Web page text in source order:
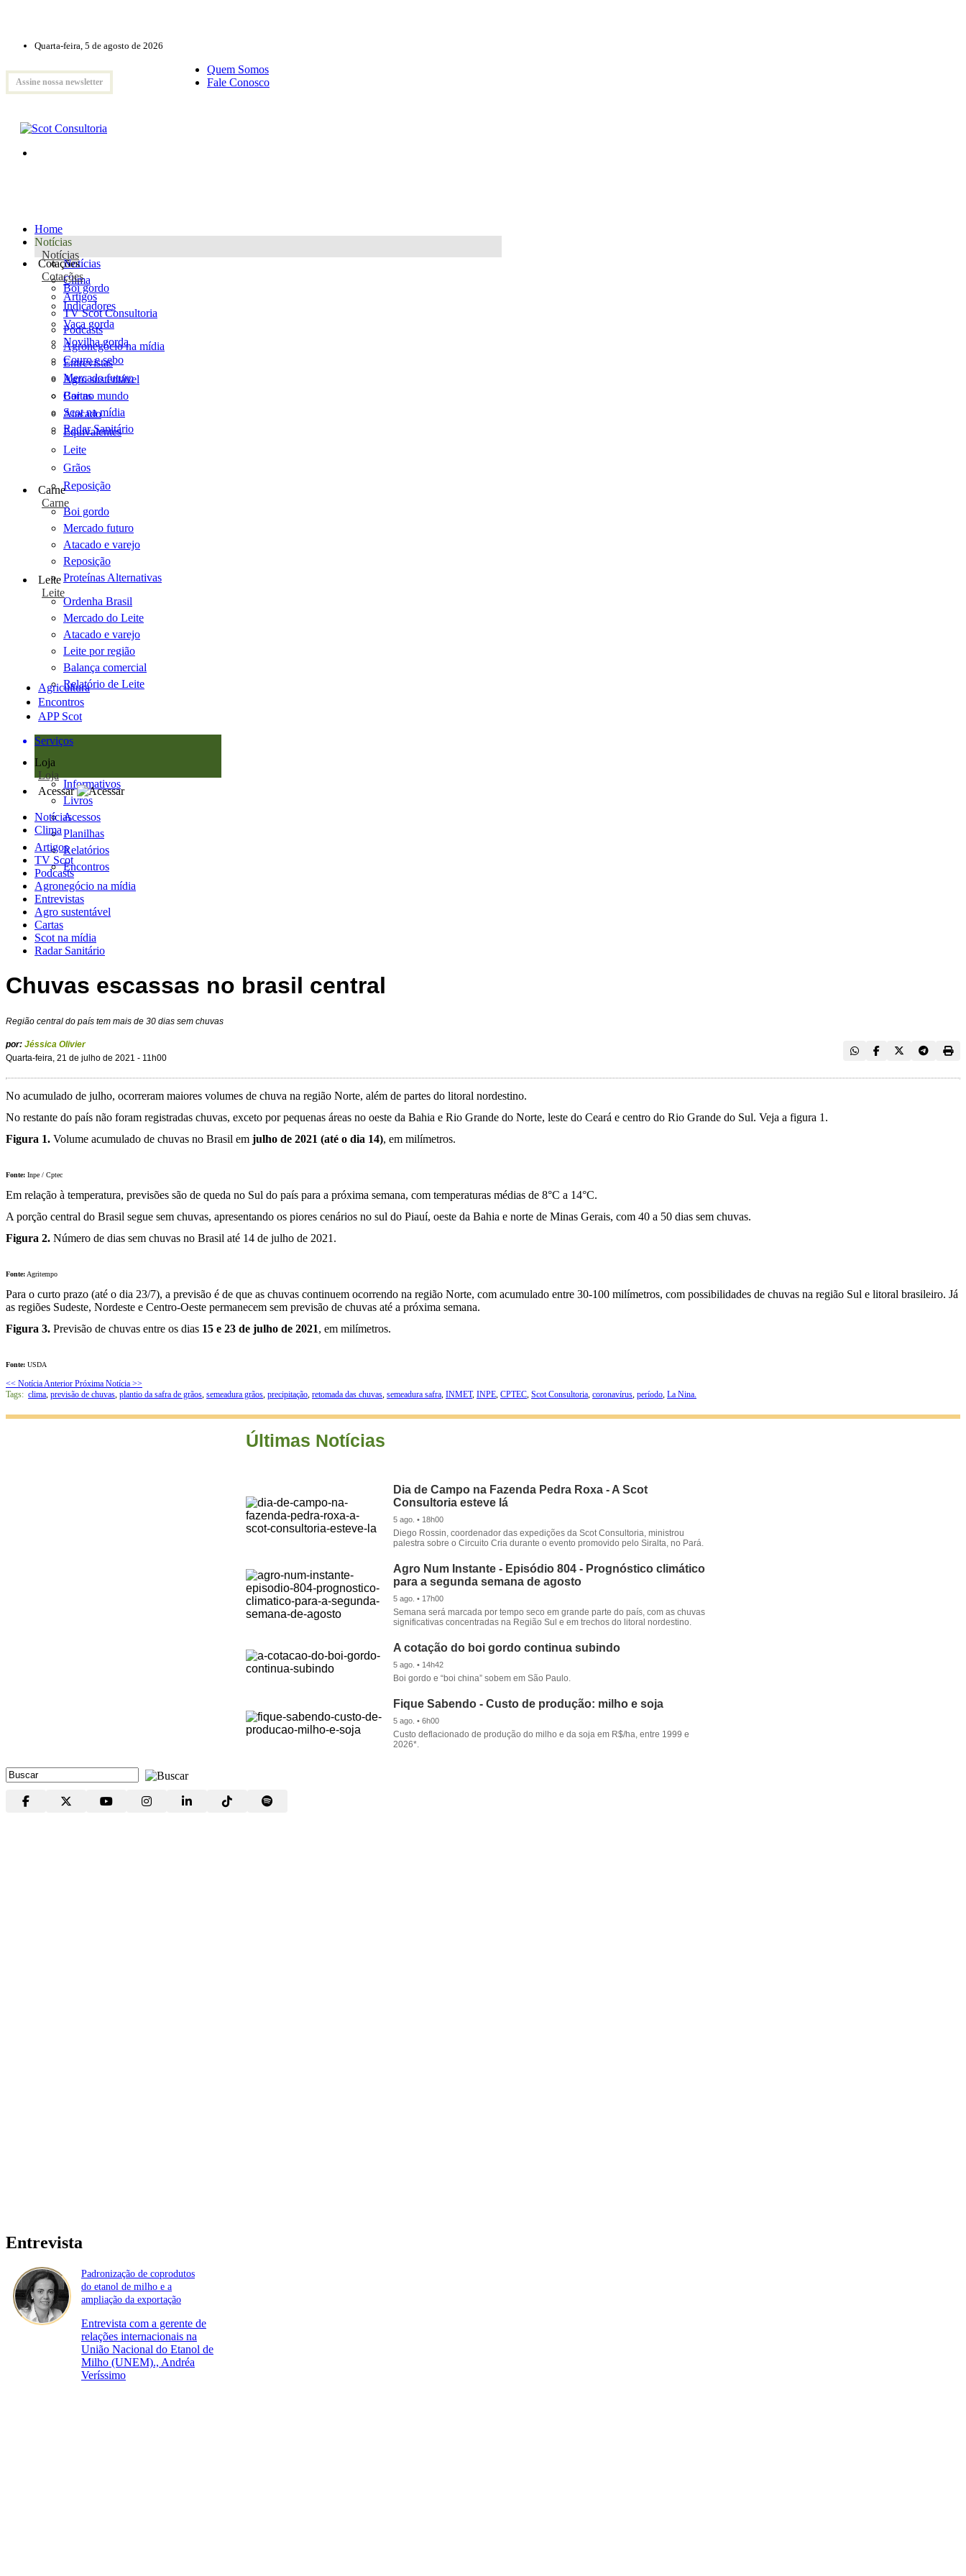
Quarta-feira, 5 de agosto de 2026
Assine nossa newsletter
Quem Somos
Fale Conosco
Home
Notícias
Notícias
Notícias
Clima
Artigos
TV Scot Consultoria
Podcasts
Agronegócio na mídia
Entrevistas
Agro sustentável
Cartas
Scot na mídia
Radar Sanitário
Cotações
Cotações
Boi gordo
Indicadores
Vaca gorda
Novilha gorda
Couro e sebo
Mercado futuro
Boi no mundo
Atacado
Equivalentes
Leite
Grãos
Reposição
Carne
Carne
Boi gordo
Mercado futuro
Atacado e varejo
Reposição
Proteínas Alternativas
Leite
Leite
Ordenha Brasil
Mercado do Leite
Atacado e varejo
Leite por região
Balança comercial
Relatório de Leite
Agricultura
Encontros
APP Scot
Serviços
Loja
Loja
Informativos
Livros
Acessos
Planilhas
Relatórios
Encontros
Acessar
Notícias
Clima
Artigos
TV Scot
Podcasts
Agronegócio na mídia
Entrevistas
Agro sustentável
Cartas
Scot na mídia
Radar Sanitário
Chuvas escassas no brasil central
Região central do país tem mais de 30 dias sem chuvas
por: Jéssica Olivier
Quarta-feira, 21 de julho de 2021 - 11h00
No acumulado de julho, ocorreram maiores volumes de chuva na região Norte, além de partes do litoral nordestino.
No restante do país não foram registradas chuvas, exceto por pequenas áreas no oeste da Bahia e Rio Grande do Norte, leste do Ceará e centro do Rio Grande do Sul. Veja a figura 1.
Figura 1. Volume acumulado de chuvas no Brasil em julho de 2021 (até o dia 14), em milímetros.
Fonte: Inpe / Cptec
Em relação à temperatura, previsões são de queda no Sul do país para a próxima semana, com temperaturas médias de 8°C a 14°C.
A porção central do Brasil segue sem chuvas, apresentando os piores cenários no sul do Piauí, oeste da Bahia e norte de Minas Gerais, com 40 a 50 dias sem chuvas.
Figura 2. Número de dias sem chuvas no Brasil até 14 de julho de 2021.
Fonte: Agritempo
Para o curto prazo (até o dia 23/7), a previsão é de que as chuvas continuem ocorrendo na região Norte, com acumulado entre 30-100 milímetros, com possibilidades de chuvas na região Sul e litoral brasileiro. Já
as regiões Sudeste, Nordeste e Centro-Oeste permanecem sem previsão de chuvas até a próxima semana.
Figura 3. Previsão de chuvas entre os dias 15 e 23 de julho de 2021, em milímetros.
Fonte: USDA
<< Notícia Anterior Próxima Notícia >>
Tags: clima, previsão de chuvas, plantio da safra de grãos, semeadura grãos, precipitação, retomada das chuvas, semeadura safra, INMET, INPE, CPTEC, Scot Consultoria, coronavírus, período, La Nina.
Últimas Notícias
Dia de Campo na Fazenda Pedra Roxa - A Scot
Consultoria esteve lá
5 ago. • 18h00
Diego Rossin, coordenador das expedições da Scot Consultoria, ministrou
palestra sobre o Circuito Cria durante o evento promovido pelo Siralta, no Pará.
Agro Num Instante - Episódio 804 - Prognóstico climático
para a segunda semana de agosto
5 ago. • 17h00
Semana será marcada por tempo seco em grande parte do país, com as chuvas
significativas concentradas na Região Sul e em trechos do litoral nordestino.
A cotação do boi gordo continua subindo
5 ago. • 14h42
Boi gordo e “boi china” sobem em São Paulo.
Fique Sabendo - Custo de produção: milho e soja
5 ago. • 6h00
Custo deflacionado de produção do milho e da soja em R$/ha, entre 1999 e
2026*.
Entrevista
Padronização de coprodutos
do etanol de milho e a
ampliação da exportação
Entrevista com a gerente de
relações internacionais na
União Nacional do Etanol de
Milho (UNEM)., Andréa
Veríssimo